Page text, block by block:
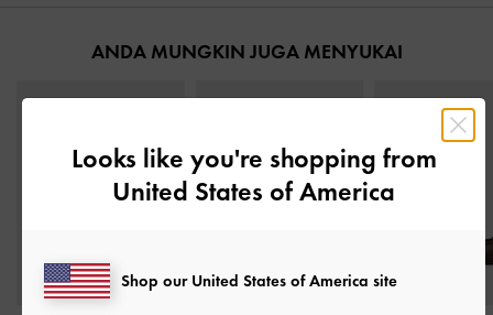
ANDA MUNGKIN JUGA MENYUKAI
Looks like you're shopping from
United States of America
Shop our United States of America site